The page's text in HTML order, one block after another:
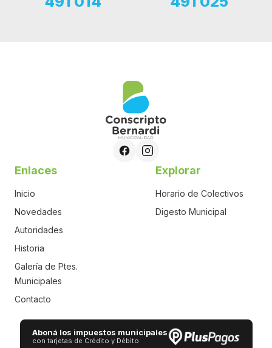
Enlaces
Inicio
Novedades
Autoridades
Historia
Galería de Ptes.
Municipales
Contacto
Explorar
Horario de Colectivos
Digesto Municipal
Aboná los impuestos municipales
con tarjetas de Crédito y Débito